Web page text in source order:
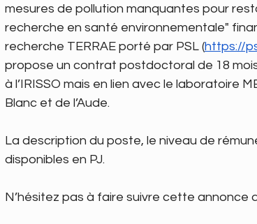
mesures de pollution manquantes pour
recherche en santé environnementale"
recherche TERRAE porté par PSL (https://
propose un contrat postdoctoral de 18
à l’IRISSO mais en lien avec le laboratoire
Blanc et de l’Aude.
La description du poste, le niveau de
disponibles en PJ.
N’hésitez pas à faire suivre cette annonce